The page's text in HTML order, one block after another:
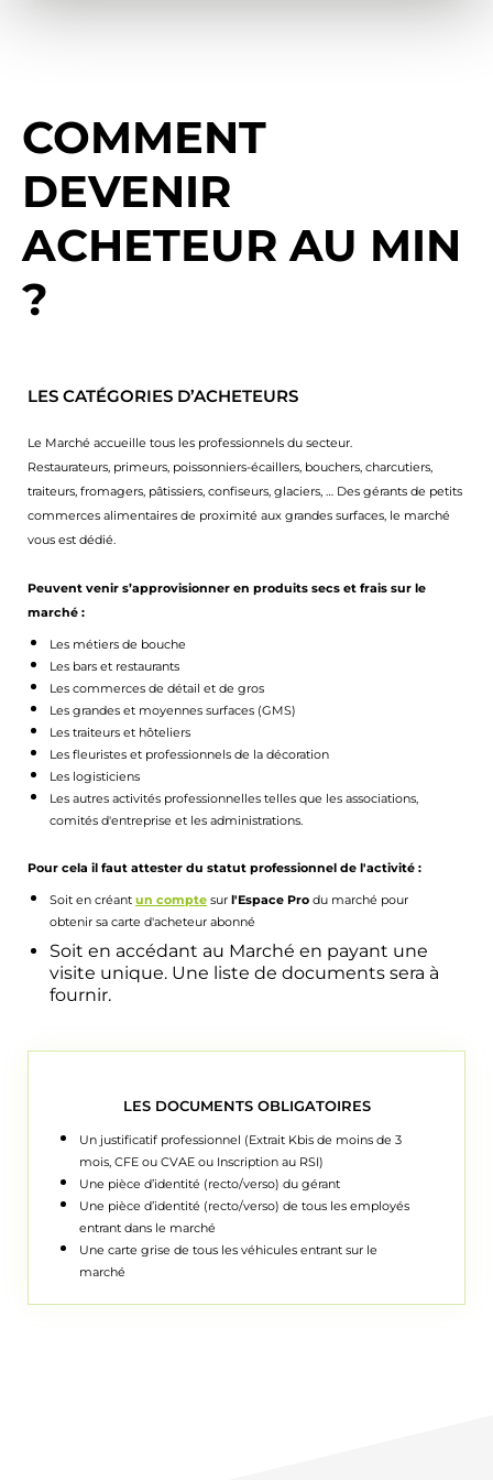
COMMENT
DEVENIR
ACHETEUR AU MIN
?
LES CATÉGORIES D’ACHETEURS
Le Marché accueille tous les professionnels du secteur.
Restaurateurs, primeurs, poissonniers-écaillers, bouchers, charcutiers,
traiteurs, fromagers, pâtissiers, confiseurs, glaciers, … Des gérants de petits
commerces alimentaires de proximité aux grandes surfaces, le marché
vous est dédié.
Peuvent venir s’approvisionner en produits secs et frais sur le
marché :
Les métiers de bouche
Les bars et restaurants
Les commerces de détail et de gros
Les grandes et moyennes surfaces (GMS)
Les traiteurs et hôteliers
Les fleuristes et professionnels de la décoration
Les logisticiens
Les autres activités professionnelles telles que les associations,
comités d'entreprise et les administrations.
Pour cela il faut attester du statut professionnel de l'activité :
Soit en créant un compte sur l'Espace Pro du marché pour
obtenir sa carte d'acheteur abonné
Soit en accédant au Marché en payant une
visite unique. Une liste de documents sera à
fournir.
LES DOCUMENTS OBLIGATOIRES
Un justificatif professionnel (Extrait Kbis de moins de 3
mois, CFE ou CVAE ou Inscription au RSI)
Une pièce d’identité (recto/verso) du gérant
Une pièce d’identité (recto/verso) de tous les employés
entrant dans le marché
Une carte grise de tous les véhicules entrant sur le
marché